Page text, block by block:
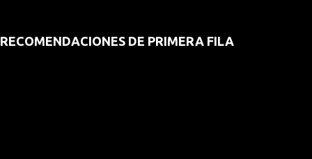
RECOMENDACIONES DE PRIMERA FILA